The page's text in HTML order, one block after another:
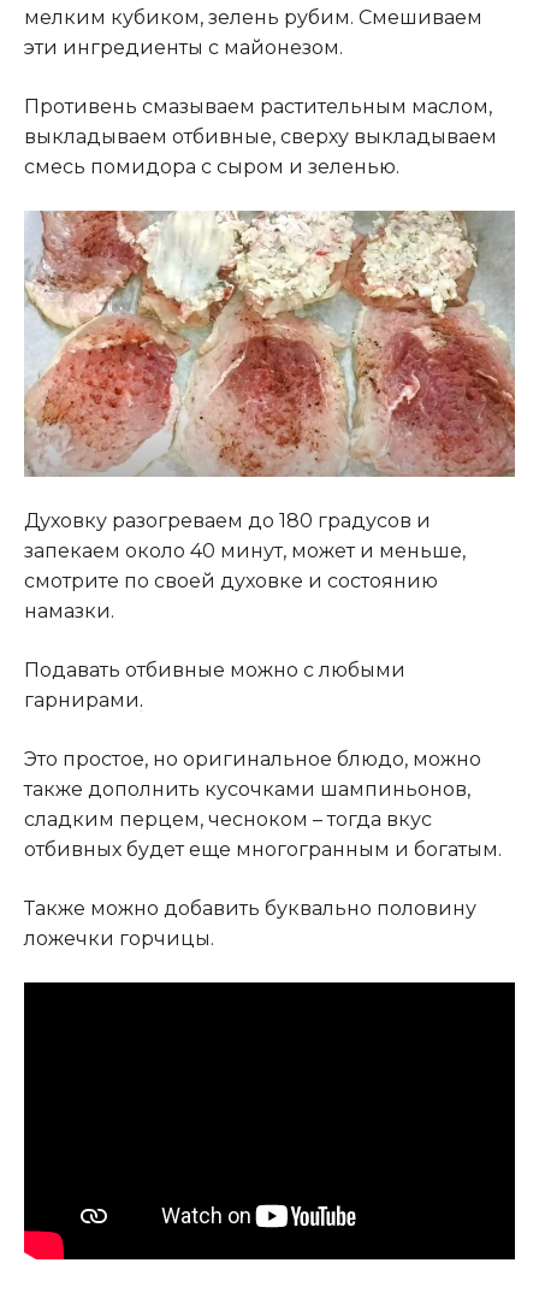
мелким кубиком, зелень рубим. Смешиваем
эти ингредиенты с майонезом.
Противень смазываем растительным маслом,
выкладываем отбивные, сверху выкладываем
смесь помидора с сыром и зеленью.
Духовку разогреваем до 180 градусов и
запекаем около 40 минут, может и меньше,
смотрите по своей духовке и состоянию
намазки.
Подавать отбивные можно с любыми
гарнирами.
Это простое, но оригинальное блюдо, можно
также дополнить кусочками шампиньонов,
сладким перцем, чесноком – тогда вкус
отбивных будет еще многогранным и богатым.
Также можно добавить буквально половину
ложечки горчицы.